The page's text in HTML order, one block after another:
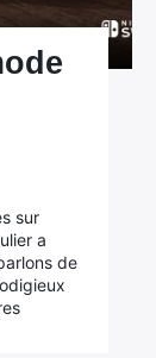
sur
a
de